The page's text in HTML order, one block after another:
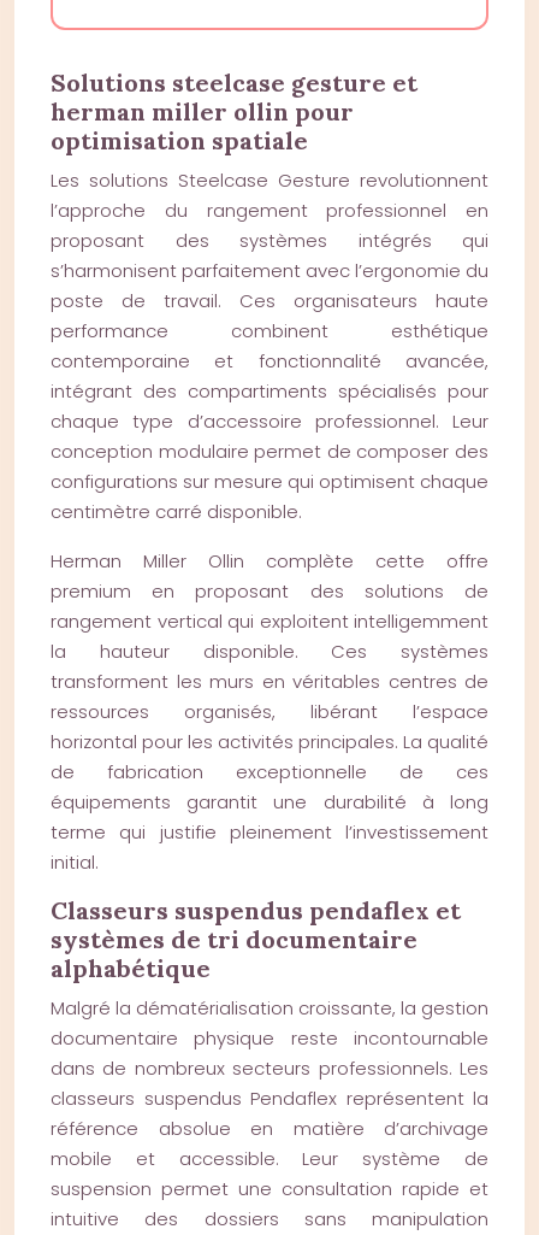
Solutions steelcase gesture et
herman miller ollin pour
optimisation spatiale
Les solutions Steelcase Gesture revolutionnent
l’approche du rangement professionnel en
proposant des systèmes intégrés qui
s’harmonisent parfaitement avec l’ergonomie du
poste de travail. Ces organisateurs haute
performance combinent esthétique
contemporaine et fonctionnalité avancée,
intégrant des compartiments spécialisés pour
chaque type d’accessoire professionnel. Leur
conception modulaire permet de composer des
configurations sur mesure qui optimisent chaque
centimètre carré disponible.
Herman Miller Ollin complète cette offre
premium en proposant des solutions de
rangement vertical qui exploitent intelligemment
la hauteur disponible. Ces systèmes
transforment les murs en véritables centres de
ressources organisés, libérant l’espace
horizontal pour les activités principales. La qualité
de fabrication exceptionnelle de ces
équipements garantit une durabilité à long
terme qui justifie pleinement l’investissement
initial.
Classeurs suspendus pendaflex et
systèmes de tri documentaire
alphabétique
Malgré la dématérialisation croissante, la gestion
documentaire physique reste incontournable
dans de nombreux secteurs professionnels. Les
classeurs suspendus Pendaflex représentent la
référence absolue en matière d’archivage
mobile et accessible. Leur système de
suspension permet une consultation rapide et
intuitive des dossiers sans manipulation